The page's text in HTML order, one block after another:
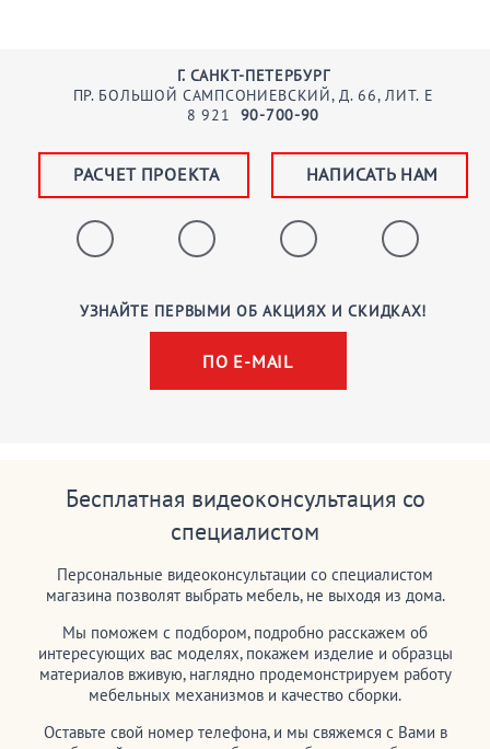
Г. САНКТ-ПЕТЕРБУРГ
ПР. БОЛЬШОЙ САМПСОНИЕВСКИЙ, Д. 66, ЛИТ. Е
8921 90-700-90
РАСЧЕТ ПРОЕКТА НАПИСАТЬ НАМ
УЗНАЙТЕ ПЕРВЫМИ ОБ АКЦИЯХ И СКИДКАХ!
ПО E-MAIL
Бесплатная видеоконсультация со
специалистом
Персональные видеоконсультации со специалистом
магазина позволят выбрать мебель, не выходя из дома.
Мы поможем с подбором, подробно расскажем об
интересующих вас моделях, покажем изделие и образцы
материалов вживую, наглядно продемонстрируем работу
мебельных механизмов и качество сборки.
Оставьте свой номер телефона, и мы свяжемся с Вами в